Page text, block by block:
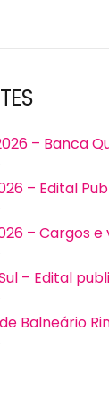
– Banca
– Edital
– Cargos
– Edital
Balneário